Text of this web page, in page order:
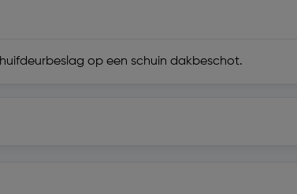
op een schuin dakbeschot.